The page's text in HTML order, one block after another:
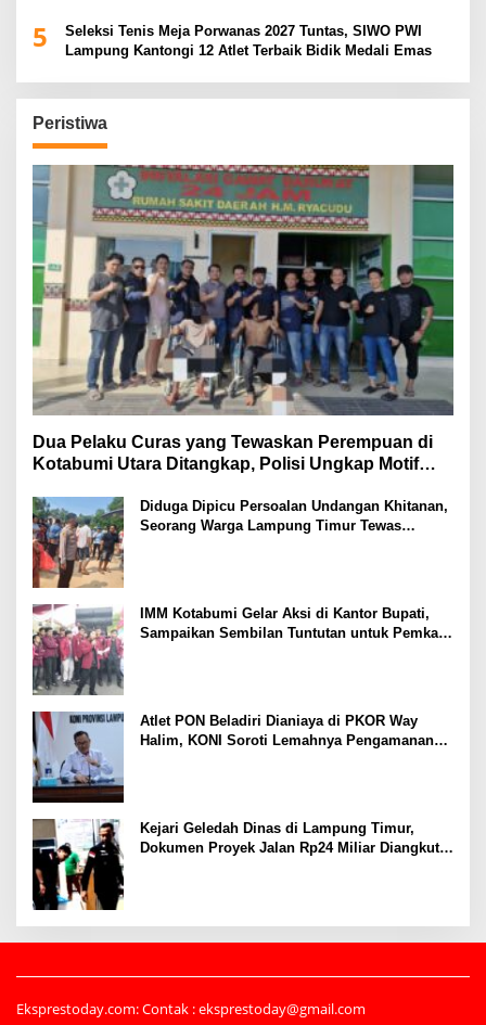
5
Seleksi Tenis Meja Porwanas 2027 Tuntas, SIWO PWI
Lampung Kantongi 12 Atlet Terbaik Bidik Medali Emas
Peristiwa
Dua Pelaku Curas yang Tewaskan Perempuan di
Kotabumi Utara Ditangkap, Polisi Ungkap Motif
Diduga Dipicu Persoalan Undangan Khitanan,
Seorang Warga Lampung Timur Tewas
IMM Kotabumi Gelar Aksi di Kantor Bupati,
Sampaikan Sembilan Tuntutan untuk Pemkab
Atlet PON Beladiri Dianiaya di PKOR Way
Halim, KONI Soroti Lemahnya Pengamanan
Kejari Geledah Dinas di Lampung Timur,
Dokumen Proyek Jalan Rp24 Miliar Diangkut
Eksprestoday.com: Contak : eksprestoday@gmail.com